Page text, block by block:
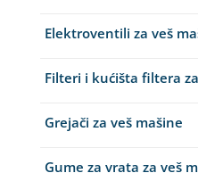
Elektroventili za veš
Filteri i kućišta filtera
Grejači za veš mašine
Gume za vrata za veš